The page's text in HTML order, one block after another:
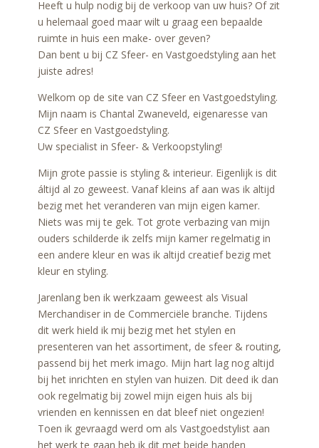
Heeft u hulp nodig bij de verkoop van uw huis? Of zit
u helemaal goed maar wilt u graag een bepaalde
ruimte in huis een make- over geven?
Dan bent u bij CZ Sfeer- en Vast­goed­styling aan het
juiste adres!
Welkom op de site van CZ Sfeer en Vastgoedstyling.
Mijn naam is Chantal Zwaneveld, eigenaresse van
CZ Sfeer en Vastgoedstyling.
Uw specialist in Sfeer- & Verkoopstyling!
Mijn grote passie is styling & interieur. Eigenlijk is dit
áltijd al zo geweest. Vanaf kleins af aan was ik altijd
bezig met het veranderen van mijn eigen kamer.
Niets was mij te gek. Tot grote verbazing van mijn
ouders schilderde ik zelfs mijn kamer regelmatig in
een andere kleur en was ik altijd creatief bezig met
kleur en styling.
Jarenlang ben ik werkzaam geweest als Visual
Merchandiser in de Commerciële branche. Tijdens
dit werk hield ik mij bezig met het stylen en
presenteren van het assortiment, de sfeer & routing,
passend bij het merk imago. Mijn hart lag nog altijd
bij het inrichten en stylen van huizen. Dit deed ik dan
ook regelmatig bij zowel mijn eigen huis als bij
vrienden en kennissen en dat bleef niet ongezien!
Toen ik gevraagd werd om als Vastgoedstylist aan
het werk te gaan heb ik dit met beide handen